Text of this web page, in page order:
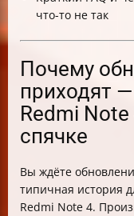
что-то не так
Почему
приходят
Redmi
спячке
Вы ждёте
типичная история
Redmi Note 4.